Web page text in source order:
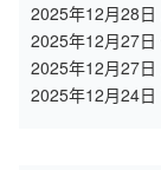
液女篮 全场集锦
2025年12月28
奥孔武31+14
2025年12月27日
记三分 杨瀚森
2025年12月27
准绝杀&砍
2025年12月24